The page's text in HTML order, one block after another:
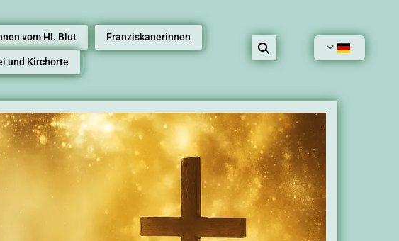
vom Hl. Blut Franziskanerinnen
und Kirchorte